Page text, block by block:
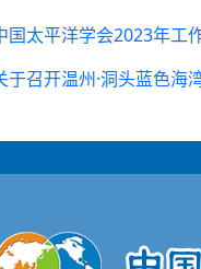
国太平洋学会2023年工
于召开温州·洞头蓝色海